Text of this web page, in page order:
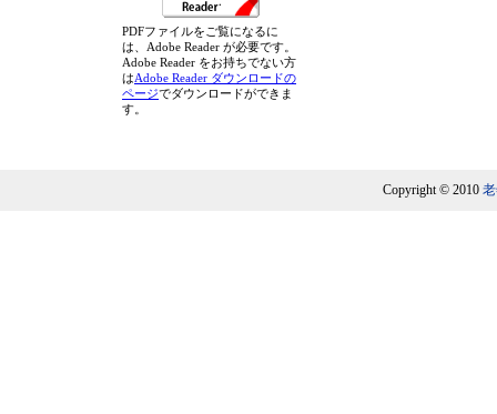
PDFファイルをご覧になるに
は、Adobe Reader が必要です。
Adobe Reader をお持ちでない方
はAdobe Reader ダウンロードの
ページでダウンロードができま
す。
Copyright © 2010